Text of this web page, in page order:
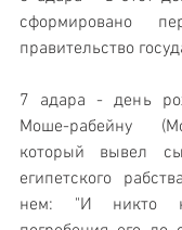
сформировано
правительство
7 адара - день
Моше-рабейну
который вывел
египетского
нем: "И никто